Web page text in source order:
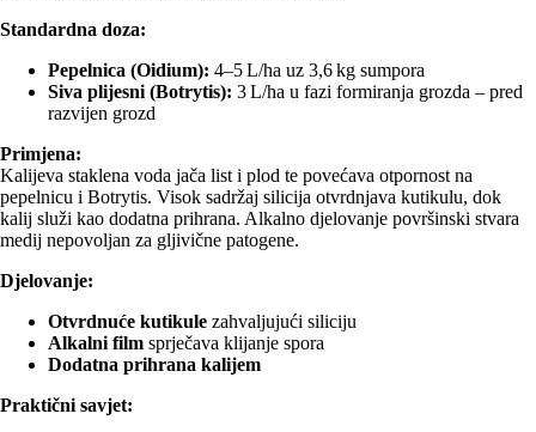
Standardna doza:
Pepelnica (Oidium): 4–5 L/ha uz 3,6 kg sumpora
Siva plijesni (Botrytis): 3 L/ha u fazi formiranja grozda – pred
razvijen grozd
Primjena:
Kalijeva staklena voda jača list i plod te povećava otpornost na
pepelnicu i Botrytis. Visok sadržaj silicija otvrdnjava kutikulu, dok
kalij služi kao dodatna prihrana. Alkalno djelovanje površinski stvara
medij nepovoljan za gljivične patogene.
Djelovanje:
Otvrdnuće kutikule zahvaljujući siliciju
Alkalni film sprječava klijanje spora
Dodatna prihrana kalijem
Praktični savjet: